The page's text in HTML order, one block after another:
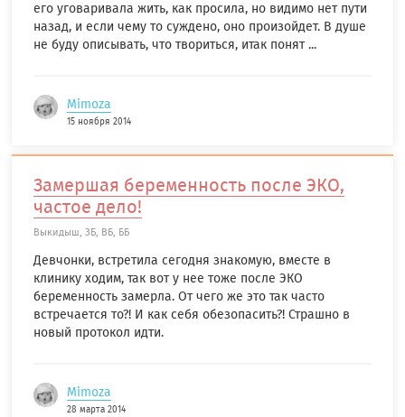
его уговаривала жить, как просила, но видимо нет пути
назад, и если чему то суждено, оно произойдет. В душе
не буду описывать, что твориться, итак понят ...
Mimoza
15 ноября 2014
Замершая беременность после ЭКО,
частое дело!
Выкидыш, ЗБ, ВБ, ББ
Девчонки, встретила сегодня знакомую, вместе в
клинику ходим, так вот у нее тоже после ЭКО
беременность замерла. От чего же это так часто
встречается то?! И как себя обезопасить?! Страшно в
новый протокол идти.
Mimoza
28 марта 2014